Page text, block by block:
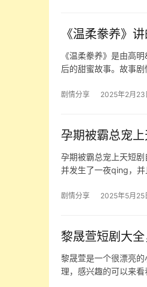
《温柔豢养》
《温柔豢养》是由高
后的甜蜜故事。故事
剧情分享 2025年2月23
孕期被霸总宠
孕期被霸总宠上天短
并发生了一夜qing，
剧情分享 2025年5月25
黎晟萱短剧大
黎晟萱是一个很漂亮
理，感兴趣的可以来